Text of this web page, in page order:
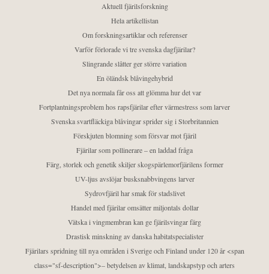
Aktuell fjärilsforskning
Hela artikellistan
Om forskningsartiklar och referenser
Varför förlorade vi tre svenska dagfjärilar?
Slingrande slåtter ger större variation
En öländsk blåvingehybrid
Det nya normala får oss att glömma hur det var
Fortplantningsproblem hos rapsfjärilar efter värmestress som larver
Svenska svartfläckiga blåvingar sprider sig i Storbritannien
Förskjuten blomning som försvar mot fjäril
Fjärilar som pollinerare – en laddad fråga
Färg, storlek och genetik skiljer skogspärlemorfjärilens former
UV-ljus avslöjar busksnabbvingens larver
Sydrovfjäril har smak för stadslivet
Handel med fjärilar omsätter miljontals dollar
Vätska i vingmembran kan ge fjärilsvingar färg
Drastisk minskning av danska habitatspecialister
Fjärilars spridning till nya områden i Sverige och Finland under 120 år <span
class="sf-description">– betydelsen av klimat, landskapstyp och arters